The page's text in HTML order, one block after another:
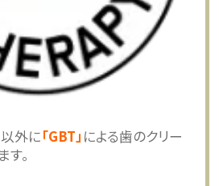
以外に「GBT」 による歯のクリー
。